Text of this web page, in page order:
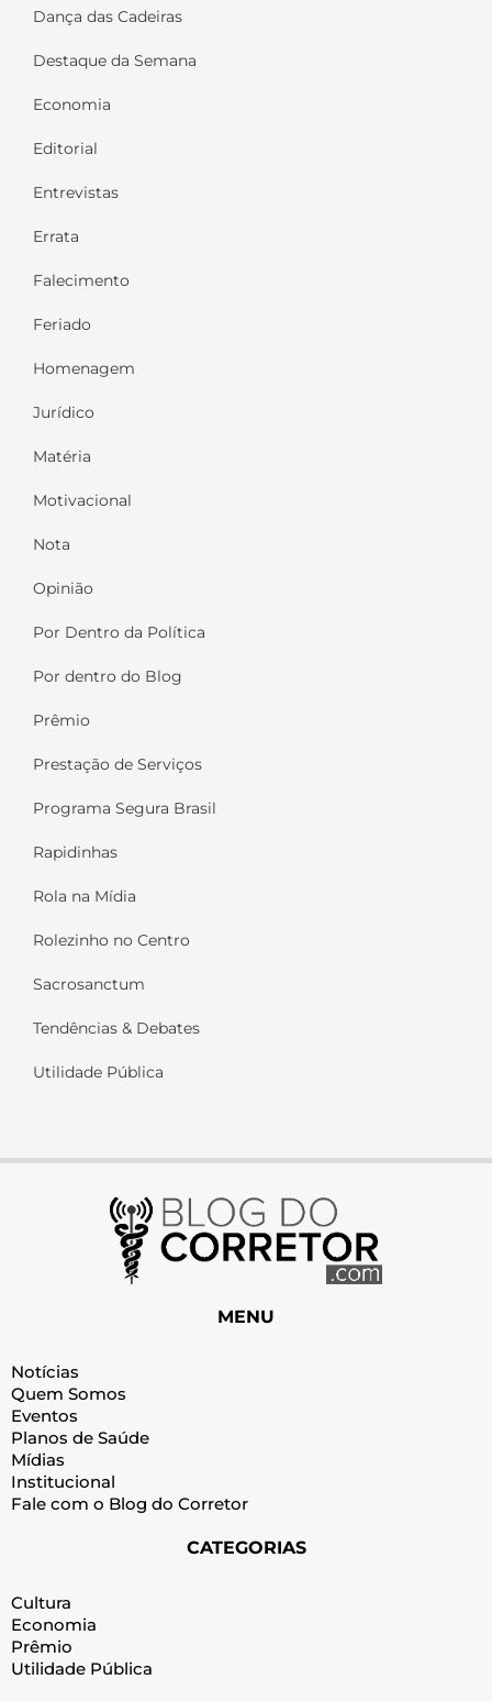
Dança das Cadeiras
Destaque da Semana
Economia
Editorial
Entrevistas
Errata
Falecimento
Feriado
Homenagem
Jurídico
Matéria
Motivacional
Nota
Opinião
Por Dentro da Política
Por dentro do Blog
Prêmio
Prestação de Serviços
Programa Segura Brasil
Rapidinhas
Rola na Mídia
Rolezinho no Centro
Sacrosanctum
Tendências & Debates
Utilidade Pública
MENU
Notícias
Quem Somos
Eventos
Planos de Saúde
Mídias
Institucional
Fale com o Blog do Corretor
CATEGORIAS
Cultura
Economia
Prêmio
Utilidade Pública